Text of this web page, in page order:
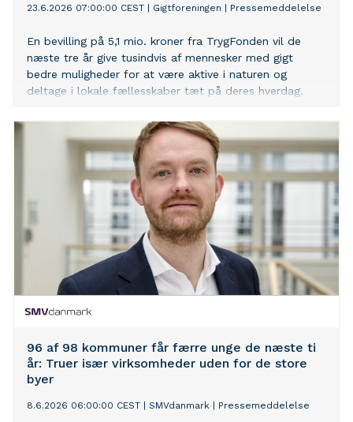
23.6.2026 07:00:00 CEST Gigtforeningen Pressemeddelelse
En bevilling på 5,1 mio. kroner fra TrygFonden vil de
næste tre år give tusindvis af mennesker med gigt
bedre muligheder for at være aktive i naturen og
deltage i lokale fællesskaber tæt på deres hverdag.
96 af 98 kommuner får færre unge de næste ti
år: Truer især virksomheder uden for de store
byer
8.6.2026 06:00:00 CEST SMVdanmark Pressemeddelelse